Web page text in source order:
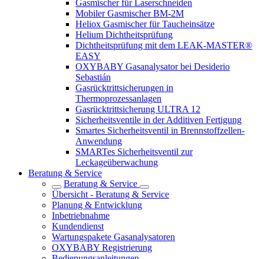
Gasmischer für Laserschneiden
Mobiler Gasmischer BM-2M
Heliox Gasmischer für Taucheinsätze
Helium Dichtheitsprüfung
Dichtheitsprüfung mit dem LEAK-MASTER®
EASY
OXYBABY Gasanalysator bei Desiderio
Sebastián
Gasrücktrittsicherungen in
Thermoprozessanlagen
Gasrücktrittsicherung ULTRA 12
Sicherheitsventile in der Additiven Fertigung
Smartes Sicherheitsventil in Brennstoffzellen-
Anwendung
SMARTes Sicherheitsventil zur
Leckageüberwachung
Beratung & Service
Beratung & Service
Übersicht - Beratung & Service
Planung & Entwicklung
Inbetriebnahme
Kundendienst
Wartungspakete Gasanalysatoren
OXYBABY Registrierung